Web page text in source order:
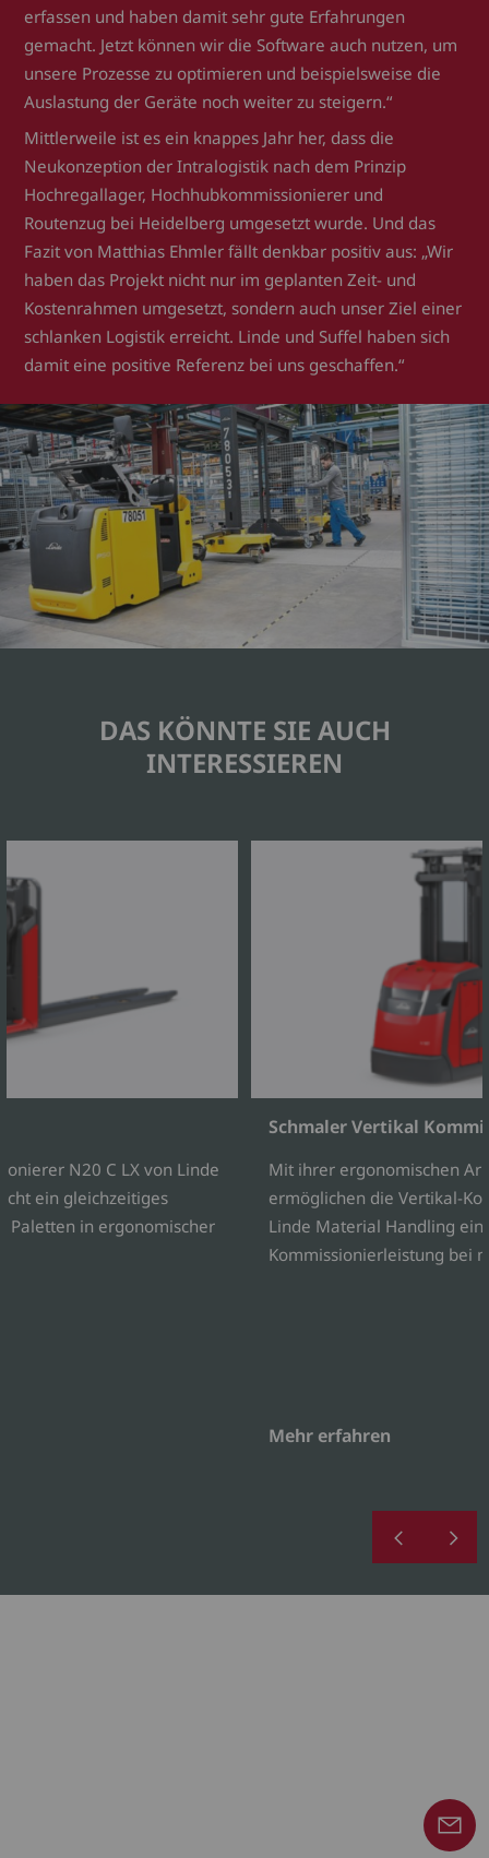
erfassen und haben damit sehr gute Erfahrungen
gemacht. Jetzt können wir die Software auch nutzen, um
unsere Prozesse zu optimieren und beispielsweise die
Auslastung der Geräte noch weiter zu steigern.“
Mittlerweile ist es ein knappes Jahr her, dass die
Neukonzeption der Intralogistik nach dem Prinzip
Hochregallager, Hochhubkommissionierer und
Routenzug bei Heidelberg umgesetzt wurde. Und das
Fazit von Matthias Ehmler fällt denkbar positiv aus: „Wir
haben das Projekt nicht nur im geplanten Zeit- und
Kostenrahmen umgesetzt, sondern auch unser Ziel einer
schlanken Logistik erreicht. Linde und Suffel haben sich
damit eine positive Referenz bei uns geschaffen.“
DAS KÖNNTE SIE AUCH
INTERESSIEREN
N20 C LX von Linde
ein gleichzeitiges
Paletten in ergonomischer
Schmaler Vertikal
Mit ihrer ergonomischen
ermöglichen die Vertikal-
Linde Material Handling
Kommissionierleistung bei
Mehr erfahren